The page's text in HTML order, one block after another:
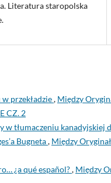
Literatura staropolska
przekładzie, Między
CZ. 2
w tłumaczeniu
Bugneta, Między
¿a qué español?, Między